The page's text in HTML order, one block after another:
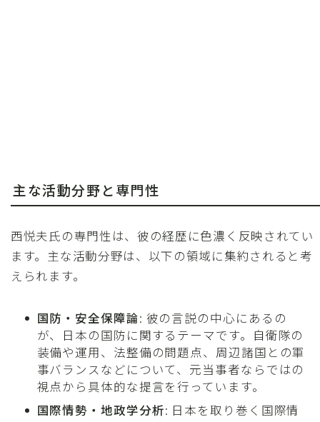
主な活動分野と専門性
西悦夫氏の専門性は、彼の経歴に色濃く反映されてい
ます。主な活動分野は、以下の領域に集約されると考
えられます。
国防・安全保障論: 彼の言説の中心にあるの
が、日本の国防に関するテーマです。自衛隊の
装備や運用、法整備の問題点、周辺諸国との軍
事バランスなどについて、元当事者ならではの
視点から具体的な提言を行っています。
国際情勢・地政学分析: 日本を取り巻く国際情